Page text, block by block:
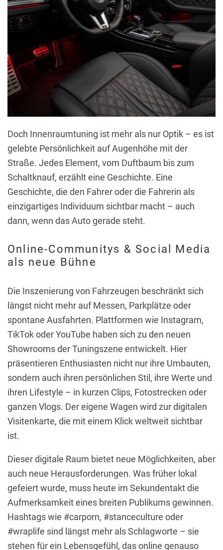
Doch Innenraumtuning ist mehr als nur Optik – es ist
gelebte Persönlichkeit auf Augenhöhe mit der
Straße. Jedes Element, vom Duftbaum bis zum
Schaltknauf, erzählt eine Geschichte. Eine
Geschichte, die den Fahrer oder die Fahrerin als
einzigartiges Individuum sichtbar macht – auch
dann, wenn das Auto gerade steht.
Online-Communitys & Social Media
als neue Bühne
Die Inszenierung von Fahrzeugen beschränkt sich
längst nicht mehr auf Messen, Parkplätze oder
spontane Ausfahrten. Plattformen wie Instagram,
TikTok oder YouTube haben sich zu den neuen
Showrooms der Tuningszene entwickelt. Hier
präsentieren Enthusiasten nicht nur ihre Umbauten,
sondern auch ihren persönlichen Stil, ihre Werte und
ihren Lifestyle – in kurzen Clips, Fotostrecken oder
ganzen Vlogs. Der eigene Wagen wird zur digitalen
Visitenkarte, die mit einem Klick weltweit sichtbar
ist.
Dieser digitale Raum bietet neue Möglichkeiten, aber
auch neue Herausforderungen. Was früher lokal
gefeiert wurde, muss heute im Sekundentakt die
Aufmerksamkeit eines breiten Publikums gewinnen.
Hashtags wie #carporn, #stanceculture oder
#wraplife sind längst mehr als Schlagworte – sie
stehen für ein Lebensgefühl, das online genauso